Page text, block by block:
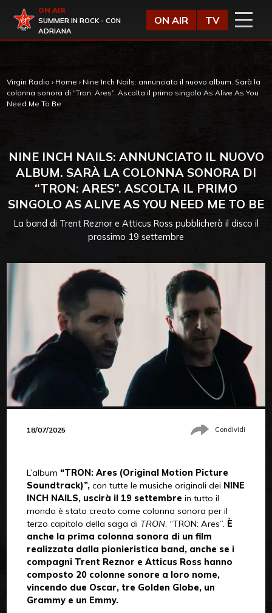
Virgin Radio
ON AIR
SUMMER IN ROCK - CON
ADRIANA
ON AIR TV
Virgin Radio › Home › Nine Inch Nails: annunciato il nuovo album. Sarà la
colonna sonora di “Tron: Ares”. Ascolta il primo singolo As Alive As You
Need Me To Be
NINE INCH NAILS: ANNUNCIATO IL NUOVO
ALBUM. SARÀ LA COLONNA SONORA DI
“TRON: ARES”. ASCOLTA IL PRIMO
SINGOLO AS ALIVE AS YOU NEED ME TO BE
La band di Trent Reznor e Atticus Ross pubblicherà il disco il
prossimo 19 settembre
18/07/2025 Condividi
L’album “TRON: Ares (Original Motion Picture
Soundtrack)”, con tutte le musiche originali dei NINE
INCH NAILS, uscirà il 19 settembre in tutto il
mondo è stato creato come colonna sonora per il
terzo capitolo della saga di TRON, “TRON: Ares”. È
anche la prima colonna sonora di un film
realizzata dalla pionieristica band, anche se i
compagni Trent Reznor e Atticus Ross hanno
composto 20 colonne sonore a loro nome,
vincendo due Oscar, tre Golden Globe, un
Grammy e un Emmy.